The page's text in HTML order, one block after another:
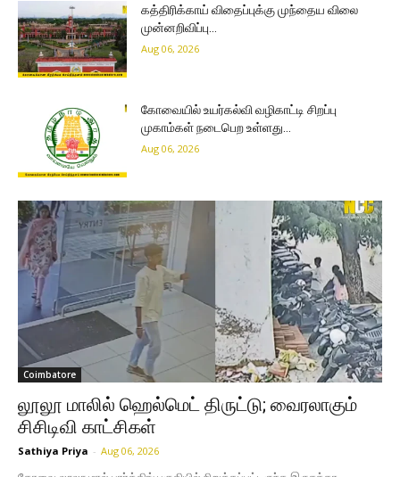
கத்திரிக்காய் விதைப்புக்கு முந்தைய விலை
முன்னறிவிப்பு…
Aug 06, 2026
கோவையில் உயர்கல்வி வழிகாட்டி சிறப்பு
முகாம்கள் நடைபெற உள்ளது…
Aug 06, 2026
Coimbatore
லூலூ மாலில் ஹெல்மெட் திருட்டு; வைரலாகும்
சிசிடிவி காட்சிகள்
Sathiya Priya - Aug 06, 2026